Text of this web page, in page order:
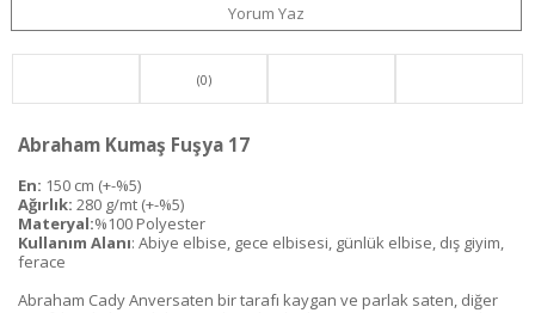
Yorum Yaz
(0)
Abraham Kumaş Fuşya 17
En: 150 cm (+-%5)
Ağırlık: 280 g/mt (+-%5)
Materyal:%100 Polyester
Kullanım Alanı: Abiye elbise, gece elbisesi, günlük elbise, dış giyim,
ferace
Abraham Cady Anversaten bir tarafı kaygan ve parlak saten, diğer